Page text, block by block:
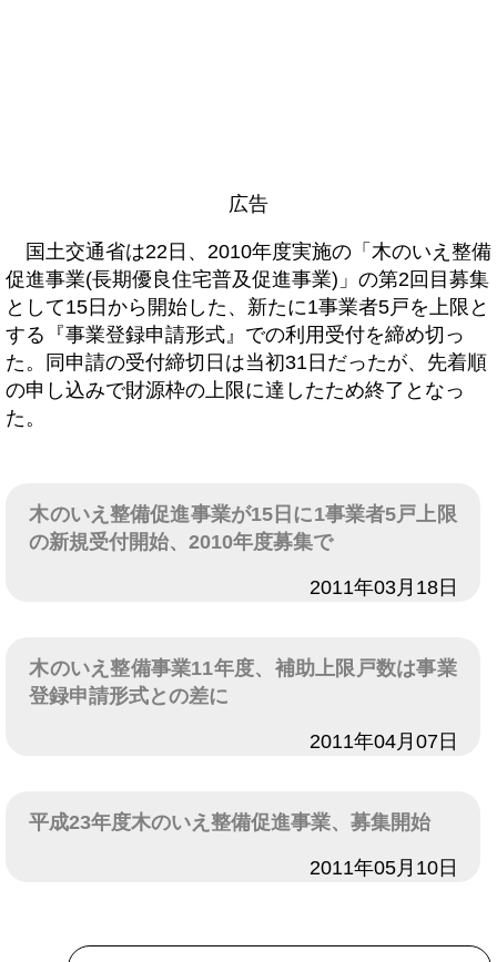
広告
国土交通省は22日、2010年度実施の「木のいえ整備
促進事業(長期優良住宅普及促進事業)」の第2回目募集
として15日から開始した、新たに1事業者5戸を上限と
する『事業登録申請形式』での利用受付を締め切っ
た。同申請の受付締切日は当初31日だったが、先着順
の申し込みで財源枠の上限に達したため終了となっ
た。
木のいえ整備促進事業が15日に1事業者5戸上限
の新規受付開始、2010年度募集で
2011年03月18日
木のいえ整備事業11年度、補助上限戸数は事業
登録申請形式との差に
2011年04月07日
平成23年度木のいえ整備促進事業、募集開始
2011年05月10日